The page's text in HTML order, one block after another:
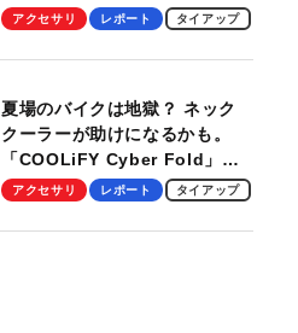
Ultra」を検証。学生、ビジネ
適！
アクセサリ レポート タイアップ
夏場のバイクは地獄？ ネック
クーラーが助けになるかも。
「COOLiFY Cyber Fold」レ
ビュー。冷却の速さ、密着する
性がグッド！
アクセサリ レポート タイアップ